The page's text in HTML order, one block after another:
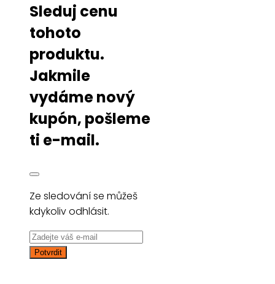
Sleduj cenu
tohoto
produktu.
Jakmile
vydáme nový
kupón, pošleme
ti e-mail.
Ze sledování se můžeš
kdykoliv odhlásit.